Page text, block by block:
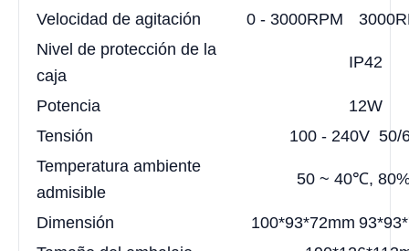
Velocidad de agitación
0 - 3000RPM
Nivel de protección de la
caja
IP42
Potencia
12W
Tensión
100 - 240V 50/
Temperatura ambiente
admisible
50 ~ 40℃,
Dimensión 100*93*72mm